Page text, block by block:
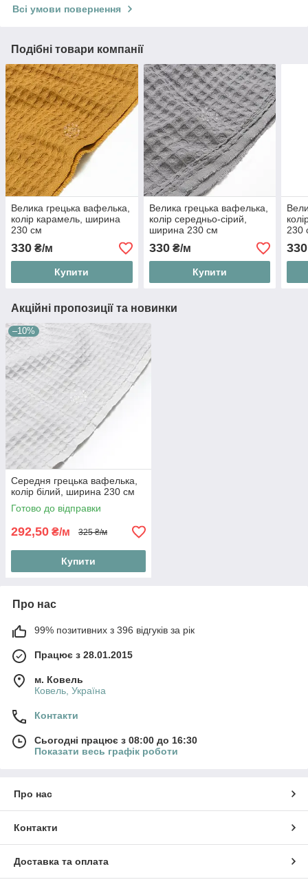
Всі умови повернення
Подібні товари компанії
Велика грецька вафелька,
колір карамель, ширина
230 см
330 ₴/м
Купити
Велика грецька вафелька,
колір середньо-сірий,
ширина 230 см
330₴/м
Купити
230
330
Акційні пропозиції та новинки
–10%
Середня грецька вафелька,
колір білий, ширина 230 см
Готово до відправки
292,50 ₴/м 325 ₴/м
Купити
Про нас
99% позитивних з 396 відгуків за рік
Працює з 28.01.2015
м. Ковель
Ковель, Україна
Контакти
Сьогодні працює з 08:00 до 16:30
Показати весь графік роботи
Про нас
Контакти
Доставка та оплата